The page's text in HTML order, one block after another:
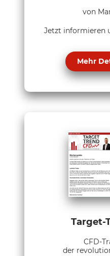
von
Jetzt informieren
Mehr
Target-
CFD-
der